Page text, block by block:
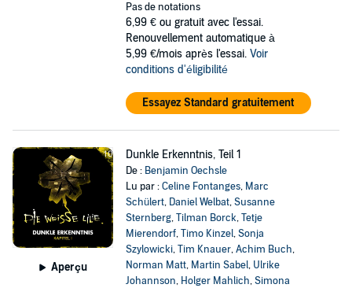
Pas de notations
6,99 € ou gratuit avec l'essai.
Renouvellement automatique à
5,99 €/mois après l'essai. Voir
conditions d'éligibilité
Essayez Standard gratuitement
Aperçu
Dunkle Erkenntnis, Teil 1
De : Benjamin Oechsle
Lu par :Celine Fontanges, Marc
Schülert, Daniel Welbat,Susanne
Sternberg,Tilman Borck,Tetje
Mierendorf,Timo Kinzel,Sonja
Szylowicki,Tim Knauer,Achim Buch,
Norman Matt, Martin Sabel, Ulrike
Johannson, Holger Mahlich,Simona